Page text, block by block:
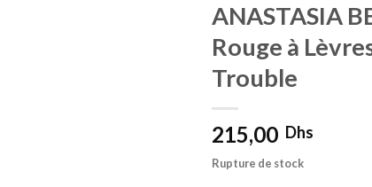
ANASTASIA
Rouge à
Trouble
215,00 Dhs
Rupture de stock